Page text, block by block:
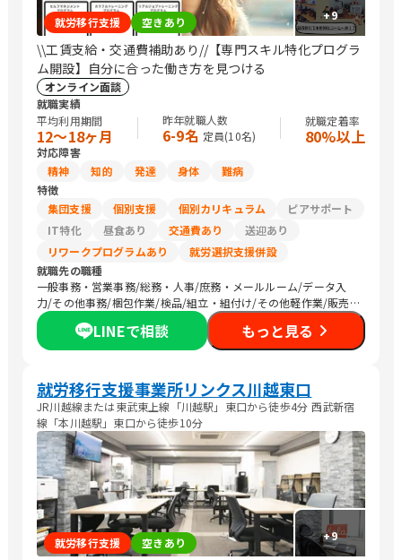
+9
就労移行支援 空きあり
\\工賃支給・交通費補助あり//【専門スキル特化プログラ
ム開設】自分に合った働き方を見つける
オンライン面談
就職実績
平均利用期間
12〜18ヶ月
昨年就職人数
6-9名 定員(10名)
就職定着率
80%以上
対応障害
精神
知的 発達 身体
難病
特徴
集団支援
個別支援 個別カリキュラム
ピアサポート
IT特化
昼食あり 交通費あり
送迎あり
リワークプログラムあり
就労選択支援併設
就職先の職種
一般事務・営業事務/総務・人事/庶務・メールルーム/データ入
力/その他事務/梱包作業/検品/組立・組付け/その他軽作業/販売
スタッフ・接客/バックヤード・商品管理/生産・製造オペレーシ
ョン/CADオペレーター/その他専門職/農作業
LINEで相談 もっと見る
就労移行支援事業所リンクス川越東口
JR川越線または東武東上線「川越駅」東口から徒歩4分 西武新宿
線「本川越駅」東口から徒歩10分
+9
就労移行支援 空きあり